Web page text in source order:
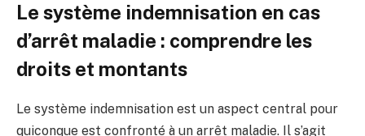
Le système indemnisation en cas
d’arrêt maladie : comprendre les
droits et montants
Le système indemnisation est un aspect central pour
quiconque est confronté à un arrêt maladie. Il s’agit